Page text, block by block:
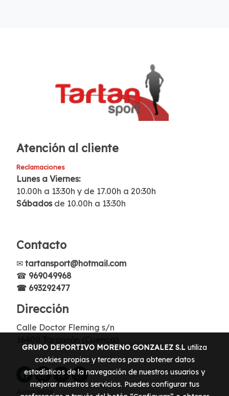
Atención al cliente
Reclamaciones
Lunes a Viernes:
10.00h a 13:30h y de 17.00h a 20:30h
Sábados de 10.00h a 13:30h
Contacto
✉ tartansport@hotmail.com
☎ 969049968
☎ 693292477
Dirección
Calle Doctor Fleming s/n
Aviso legal
GRUPO DEPORTIVO MORENO GONZALEZ S.L utiliza
cookies propias y terceros para obtener datos
estadísticos de la navegación de nuestros usuarios y
mejorar nuestros servicios. Puedes configurar tus